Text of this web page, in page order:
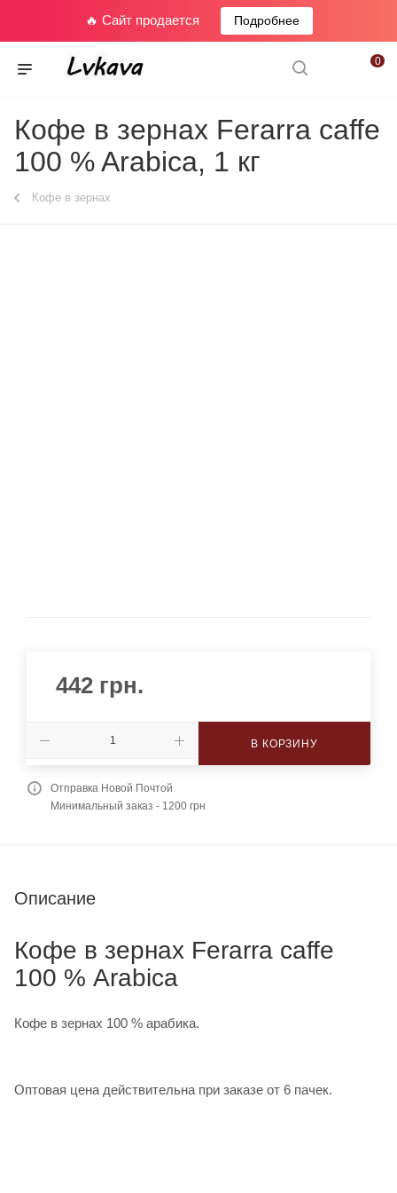
🔥 Сайт продается Подробнее
0
Кофе в зернах Ferarra caffe
100 % Arabica, 1 кг
Кофе в зернах
442 грн.
В КОРЗИНУ
Отправка Новой Почтой
Минимальный заказ - 1200 грн
Описание
Кофе в зернах Ferarra caffe
100 % Arabica
Кофе в зернах 100 % арабика.
Оптовая цена действительна при заказе от 6 пачек.